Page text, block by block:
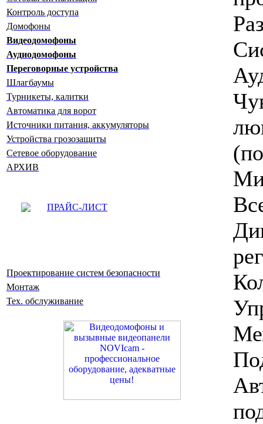
Контроль доступа
Домофоны
Видеодомофоны
Аудиодомофоны
Переговорные устройства
Шлагбаумы
Турникеты, калитки
Автоматика для ворот
Источники питания, аккумуляторы
Устройства грозозащиты
Сетевое оборудование
АРХИВ
ПРАЙС-ЛИСТ
Проектирование систем безопасности
Монтаж
Тех. обслуживание